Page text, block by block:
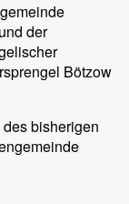
der
Bötzow
bisherigen